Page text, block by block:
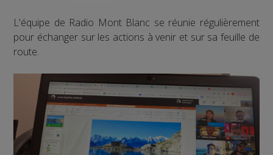
L'équipe de Radio Mont Blanc se réunie régulièrement
pour échanger sur les actions à venir et sur sa feuille de
route.